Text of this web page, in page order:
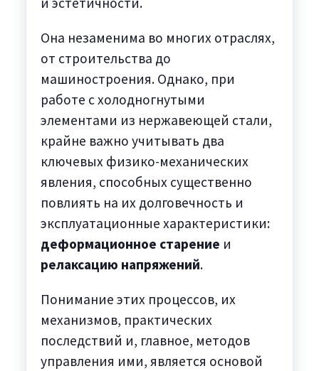
Она незаменима во многих отраслях,
от строительства до
машиностроения. Однако, при
работе с холодногнутыми
элементами из нержавеющей стали,
крайне важно учитывать два
ключевых физико-механических
явления, способных существенно
повлиять на их долговечность и
эксплуатационные характеристики:
деформационное старение и
релаксацию напряжений.
Понимание этих процессов, их
механизмов, практических
последствий и, главное, методов
управления ими, является основой